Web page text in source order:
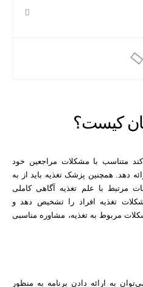
کیست؟
متناسب با مشکلات مراجعین خود
دهد. همچنین پزشک تغذیه باید از به
مرتبط با علم تغذیه آگاهی کاملی
تغذیه افراد را تشخیص دهد و
مربوط به تغذیه، مشاوره مناسبی
به ارائه دادن برنامه به منظور